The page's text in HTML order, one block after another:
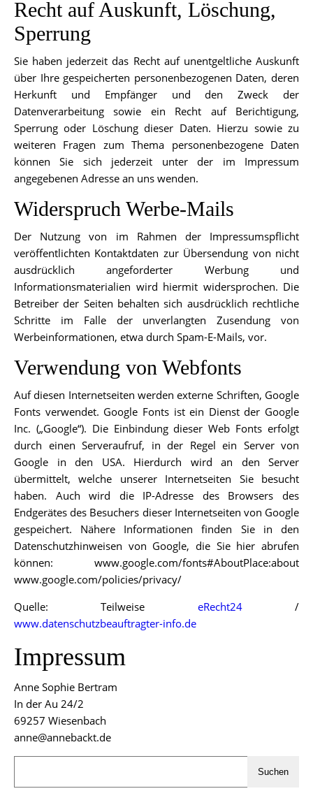
Recht auf Auskunft, Löschung,
Sperrung
Sie haben jederzeit das Recht auf unentgeltliche Auskunft
über Ihre gespeicherten personenbezogenen Daten, deren
Herkunft und Empfänger und den Zweck der
Datenverarbeitung sowie ein Recht auf Berichtigung,
Sperrung oder Löschung dieser Daten. Hierzu sowie zu
weiteren Fragen zum Thema personenbezogene Daten
können Sie sich jederzeit unter der im Impressum
angegebenen Adresse an uns wenden.
Widerspruch Werbe-Mails
Der Nutzung von im Rahmen der Impressumspflicht
veröffentlichten Kontaktdaten zur Übersendung von nicht
ausdrücklich angeforderter Werbung und
Informationsmaterialien wird hiermit widersprochen. Die
Betreiber der Seiten behalten sich ausdrücklich rechtliche
Schritte im Falle der unverlangten Zusendung von
Werbeinformationen, etwa durch Spam-E-Mails, vor.
Verwendung von Webfonts
Auf diesen Internetseiten werden externe Schriften, Google
Fonts verwendet. Google Fonts ist ein Dienst der Google
Inc. („Google“). Die Einbindung dieser Web Fonts erfolgt
durch einen Serveraufruf, in der Regel ein Server von
Google in den USA. Hierdurch wird an den Server
übermittelt, welche unserer Internetseiten Sie besucht
haben. Auch wird die IP-Adresse des Browsers des
Endgerätes des Besuchers dieser Internetseiten von Google
gespeichert. Nähere Informationen finden Sie in den
Datenschutzhinweisen von Google, die Sie hier abrufen
können: www.google.com/fonts#AboutPlace:about
www.google.com/policies/privacy/
Quelle: Teilweise eRecht24/
www.datenschutzbeauftragter-info.de
Impressum
Anne Sophie Bertram
In der Au 24/2
69257 Wiesenbach
anne@annebackt.de
Suchen